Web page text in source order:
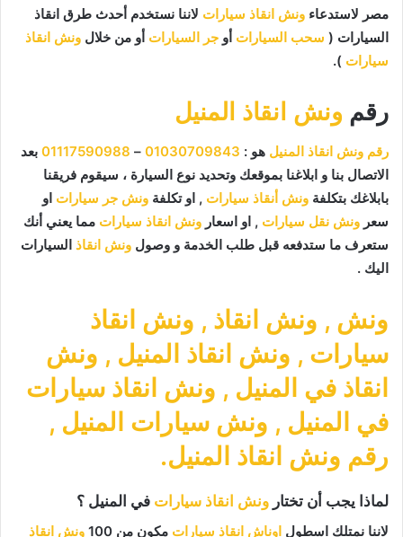
مصر لاستدعاء ونش انقاذ سيارات لاننا نستخدم أحدث طرق انقاذ
السيارات ( سحب السيارات أو جر السيارات أو من خلال ونش انقاذ
سيارات ).
رقم ونش انقاذ المنيل
رقم ونش انقاذ المنيل هو : 01030709843
–
01117590988 بعد
الاتصال بنا و ابلاغنا بموقعك وتحديد نوع السيارة ، سيقوم فريقنا
بابلاغك بتكلفة ونش أنقاذ سيارات , او تكلفة ونش جر سيارات او
سعر ونش نقل سيارات , او اسعار ونش انقاذ سيارات مما يعني أنك
ستعرف ما ستدفعه قبل طلب الخدمة و وصول ونش انقاذ السيارات
اليك .
ونش , ونش انقاذ , ونش انقاذ
سيارات , ونش انقاذ المنيل , ونش
انقاذ في المنيل , ونش انقاذ سيارات
في المنيل , ونش سيارات المنيل ,
رقم ونش انقاذ المنيل.
لماذا يجب أن تختار ونش انقاذ سيارات في المنيل ؟
لاننا نمتلك اسطول اوناش انقاذ سيارات مكون من 100
ونش انقاذ